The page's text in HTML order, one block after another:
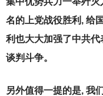
名的上党战役胜利, 给
利也大大加强了中共
谈判斗争。
另外值得一提的是, 我